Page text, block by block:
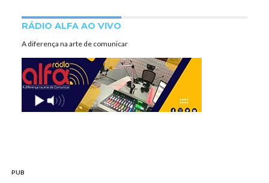
RÁDIO ALFA AO VIVO
A diferença na arte de comunicar
PUB